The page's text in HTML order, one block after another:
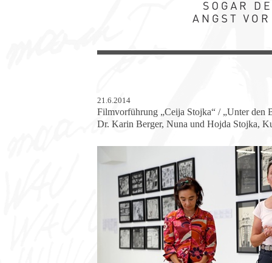
21.6.2014
Filmvorführung „Ceija Stojka“ / „Unter den
Dr. Karin Berger, Nuna und Hojda Stojka,